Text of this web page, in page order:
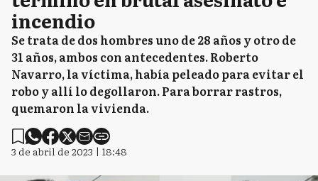
incendio
Se trata de dos hombres uno de 28 años y otro de
31 años, ambos con antecedentes. Roberto
Navarro, la víctima, había peleado para evitar el
robo y allí lo degollaron. Para borrar rastros,
quemaron la vivienda.
3 de abril de 2023 | 18:48